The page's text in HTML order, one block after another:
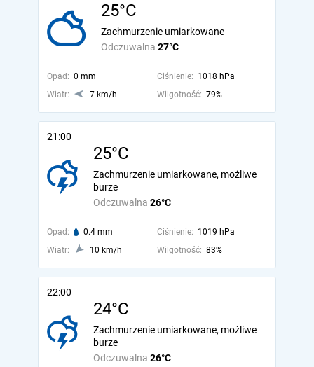
25°C
Odczuwalna 27°C
Zachmurzenie umiarkowane
Opad: 0 mm Ciśnienie: 1018 hPa
Wiatr:
7 km/h Wilgotność: 79%
21:00
25°C
Odczuwalna 26°C
Zachmurzenie umiarkowane, możliwe
burze
Opad: 0.4 mm Ciśnienie: 1019 hPa
Wiatr:
10 km/h Wilgotność: 83%
22:00
24°C
Odczuwalna 26°C
Zachmurzenie umiarkowane, możliwe
burze